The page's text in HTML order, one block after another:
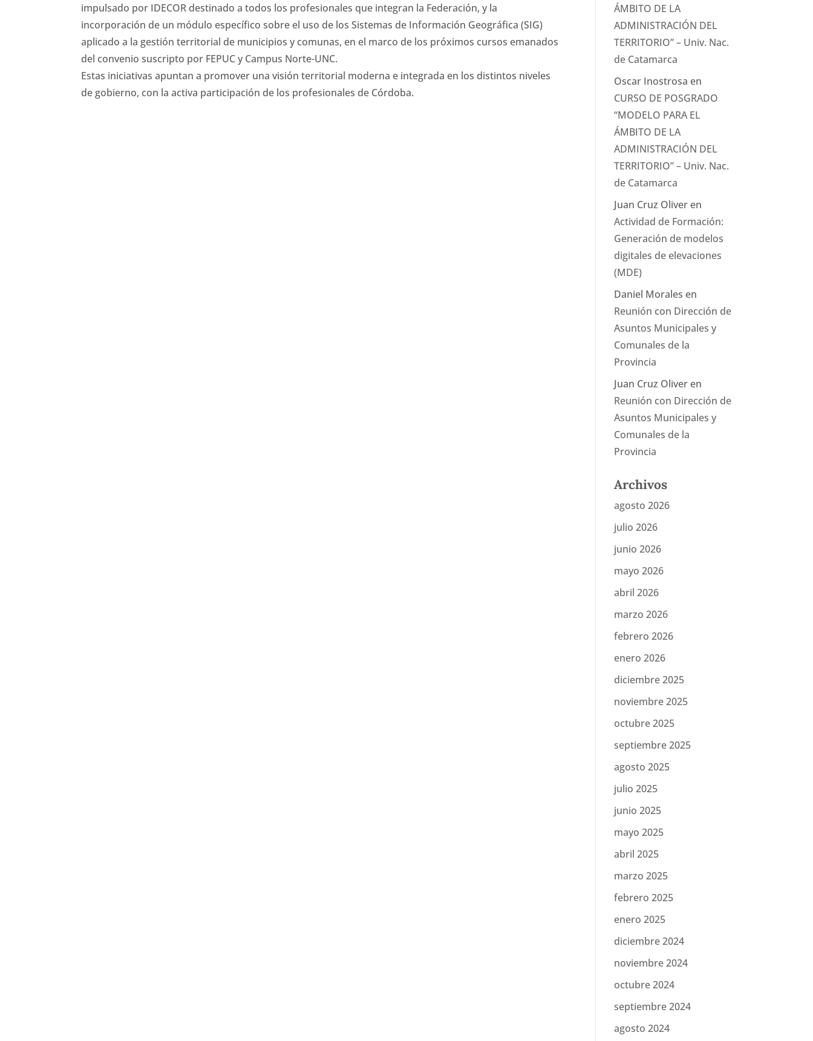
impulsado por IDECOR destinado a todos los profesionales que integran la Federación, y la
incorporación de un módulo específico sobre el uso de los Sistemas de Información Geográfica (SIG)
aplicado a la gestión territorial de municipios y comunas, en el marco de los próximos cursos emanados
del convenio suscripto por FEPUC y Campus Norte-UNC.
Estas iniciativas apuntan a promover una visión territorial moderna e integrada en los distintos niveles
de gobierno, con la activa participación de los profesionales de Córdoba.
ÁMBITO DE LA
ADMINISTRACIÓN DEL
TERRITORIO” – Univ. Nac.
de Catamarca
Oscar Inostrosa en
CURSO DE POSGRADO
“MODELO PARA EL
ÁMBITO DE LA
ADMINISTRACIÓN DEL
TERRITORIO” – Univ. Nac.
de Catamarca
Juan Cruz Oliver en
Actividad de Formación:
Generación de modelos
digitales de elevaciones
(MDE)
Daniel Morales en
Reunión con Dirección de
Asuntos Municipales y
Comunales de la
Provincia
Juan Cruz Oliver en
Reunión con Dirección de
Asuntos Municipales y
Comunales de la
Provincia
Archivos
agosto 2026
julio 2026
junio 2026
mayo 2026
abril 2026
marzo 2026
febrero 2026
enero 2026
diciembre 2025
noviembre 2025
octubre 2025
septiembre 2025
agosto 2025
julio 2025
junio 2025
mayo 2025
abril 2025
marzo 2025
febrero 2025
enero 2025
diciembre 2024
noviembre 2024
octubre 2024
septiembre 2024
agosto 2024